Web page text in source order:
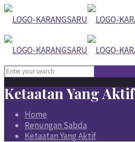
Ketaatan Yang Aktif
Home
Renungan Sabda
Ketaatan Yang Aktif